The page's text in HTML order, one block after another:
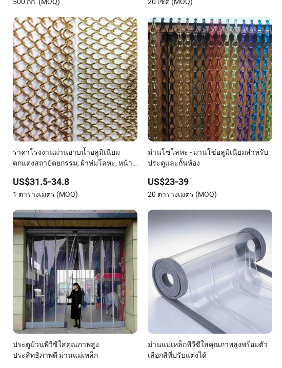
ราคาโรงงานม่านอาบน้ำอลูมิเนียม
ตกแต่งสถาปัตยกรรม, ผ้าห่มโลหะ, หน้า
US$31.5-34.8
1 ตารางเมตร (MOQ)
ม่านโซ่โลหะ - ม่านโซ่อลูมิเนียมสำหรับ
ประตูและกั้นห้อง
US$23-39
20 ตารางเมตร (MOQ)
ประตูม้วนพีวีซีใสคุณภาพสูง
ประสิทธิภาพดี ม่านแม่เหล็ก
ม่านแม่เหล็กพีวีซีใสคุณภาพสูงพร้อมตัว
เลือกสีที่ปรับแต่งได้